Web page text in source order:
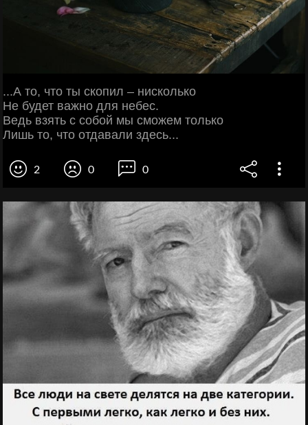
...А то, что ты скопил – нисколько
Не будет важно для небес.
Ведь взять с собой мы сможем только
Лишь то, что отдавали здесь...
2 0 0